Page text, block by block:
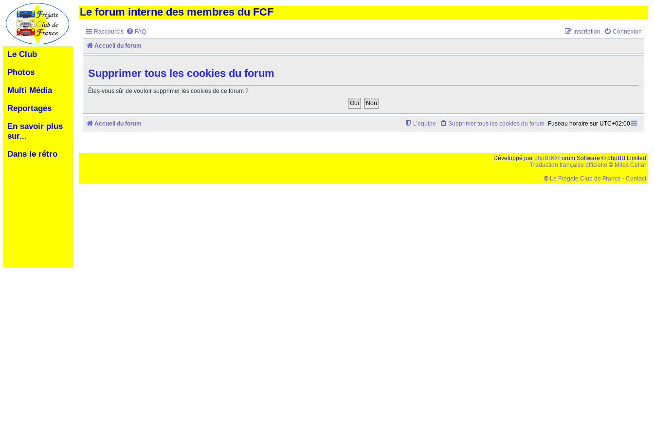
Le Club
Photos
Multi Média
Reportages
En savoir plus
sur...
Dans le rétro
Le forum interne des membres du FCF
Raccourcis FAQ Connexion
Inscription
Accueil du forum
Supprimer tous les cookies du forum
Êtes-vous sûr de vouloir supprimer les cookies de ce forum ?
Accueil du forum Fuseau horaire sur UTC+02:00
Supprimer tous les cookies du forum
L’équipe
Développé par phpBB® Forum Software © phpBB Limited
Traduction française officielle © Miles Cellar
© Le Frégate Club de France - Contact